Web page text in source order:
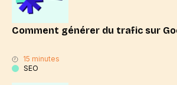
Comment générer du trafic sur
15 minutes
SEO